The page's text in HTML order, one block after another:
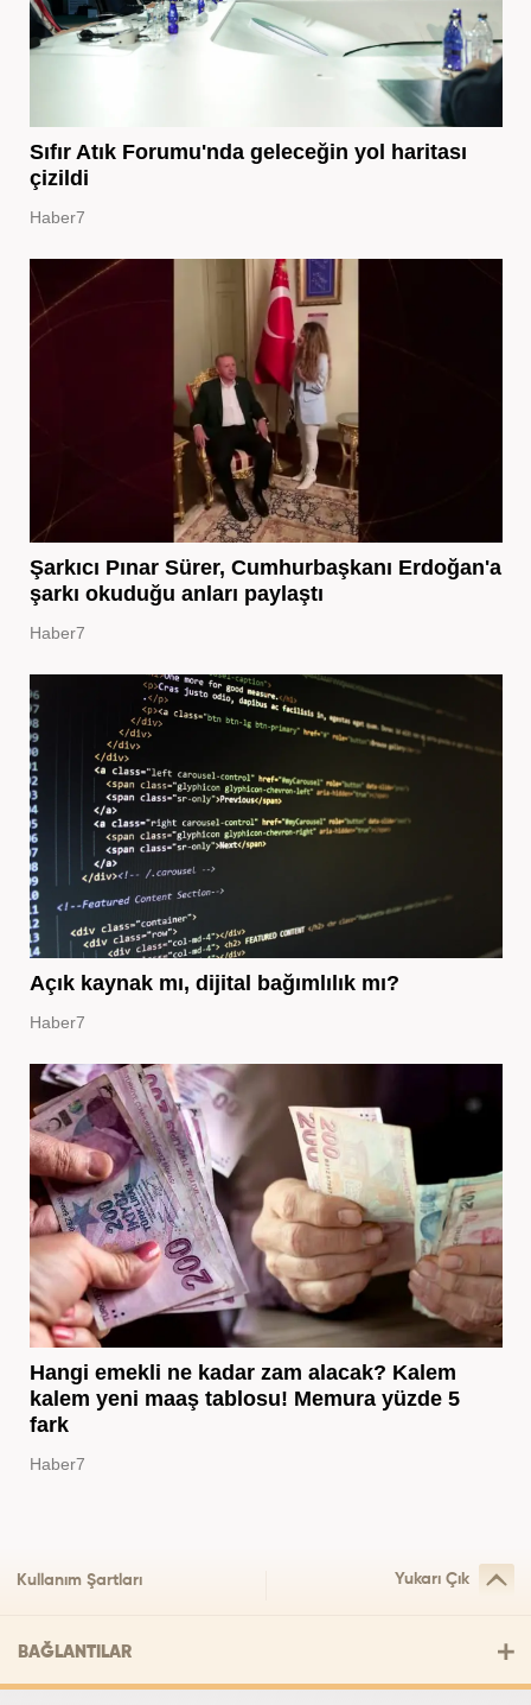
Sıfır Atık Forumu'nda geleceğin yol haritası
çizildi
Haber7
Şarkıcı Pınar Sürer, Cumhurbaşkanı Erdoğan'a
şarkı okuduğu anları paylaştı
Haber7
Açık kaynak mı, dijital bağımlılık mı?
Haber7
Hangi emekli ne kadar zam alacak? Kalem
kalem yeni maaş tablosu! Memura yüzde 5
fark
Haber7
Kullanım Şartları Yukarı Çık
BAĞLANTILAR